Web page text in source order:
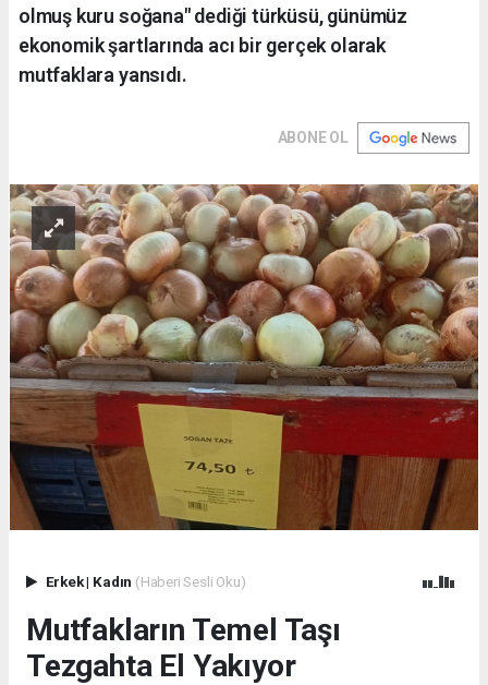
olmuş kuru soğana" dediği türküsü, günümüz
ekonomik şartlarında acı bir gerçek olarak
mutfaklara yansıdı.
ABONE OL
Erkek| Kadın (Haberi Sesli Oku)
Mutfakların Temel Taşı
Tezgahta El Yakıyor